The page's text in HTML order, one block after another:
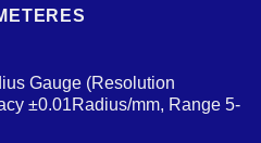
Gauge (Resolution
±0.01Radius/mm, Range 5-